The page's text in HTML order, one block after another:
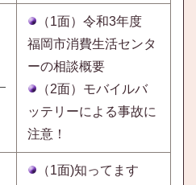
（1面）令和3年度
福岡市消費生活センタ
ーの相談概要
（2面）モバイルバ
ッテリーによる事故に
注意！
（1面)知ってます